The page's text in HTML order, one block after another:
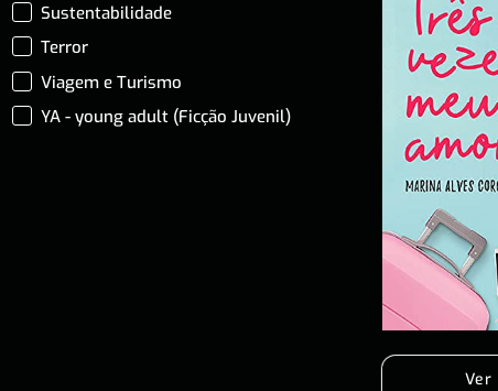
Sustentabilidade
Terror
Viagem e Turismo
YA - young adult (Ficção Juvenil)
Ver